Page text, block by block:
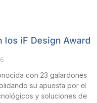
los iF Design Award
con 23 galardones
su apuesta por el
y soluciones de